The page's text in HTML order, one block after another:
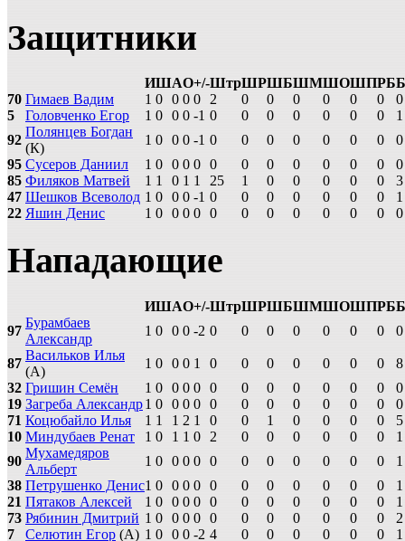
Защитники
ИШАО+/-ШтрШРШБШМШОШПРБ
70 Гимаев Вадим 1 0 0 0 0 2 0 0 0 0 0 0
0
5
Головченко Егор 1 0 0 0 -1 0 0 0 0 0 0 0
1
92
Полянцев Богдан
(К)
1 0 0 0 -1 0 0 0 0 0 0 0
0
95 Сусеров Даниил 1 0 0 0 0 0 0 0 0 0 0 0
0
85 Филяков Матвей 1 1 0 1 1 25 1 0 0 0 0 0
3
47 Шешков Всеволод 1 0 0 0 -1 0 0 0 0 0 0 0
1
22 Яшин Денис 1 0 0 0 0 0 0 0 0 0 0 0 0
Нападающие
ИШАО+/-ШтрШРШБШМШОШПРБ
97
Бурамбаев
Александр
1 0 0 0 -2 0 0 0 0 0 0 0 0
87
Васильков Илья
(А)
1 0 0 0 1 0 0 0 0 0 0 0
8
32 Гришин Семён 1 0 0 0 0 0 0 0 0 0 0 0
0
19 Загреба Александр1 0 0 0 0 0 0 0 0 0 0 0
0
71 Коцюбайло Илья 1 1 1 2 1 0 0 1 0 0 0 0
5
10 Миндубаев Ренат 1 0 1 1 0 2 0 0 0 0 0 0
1
90
Мухамедяров
Альберт
1 0 0 0 0 0 0 0 0 0 0 0
1
38 Петрушенко Денис1 0 0 0 0 0 0 0 0 0 0 0
1
21 Пятаков Алексей 1 0 0 0 0 0 0 0 0 0 0 0
1
73 Рябинин Дмитрий 1 0 0 0 0 0 0 0 0 0 0 0
2
7
Селютин Егор (А) 1 0 0 0 -2 4 0 0 0 0 0 0
1